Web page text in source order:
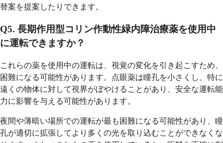
替案を提案したりできます。
Q5. 長期作用型コリン作動性緑内障治療薬を使用中
に運転できますか？
これらの薬を使用中の運転は、視覚の変化を引き起こすため、
困難になる可能性があります。点眼薬は瞳孔を小さくし、特に
遠くの物体に対して視界がぼやけることがあり、安全な運転能
力に影響を与える可能性があります。
夜間や薄暗い場所での運転が最も困難になる可能性があり、瞳
孔が適切に拡張してより多くの光を取り込むことができなくな